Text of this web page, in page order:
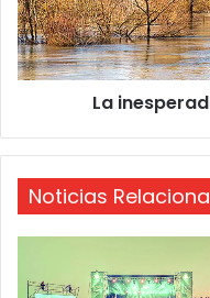
b
a
n
c
t
e
s
p
e
r
e
c
La
Noticias